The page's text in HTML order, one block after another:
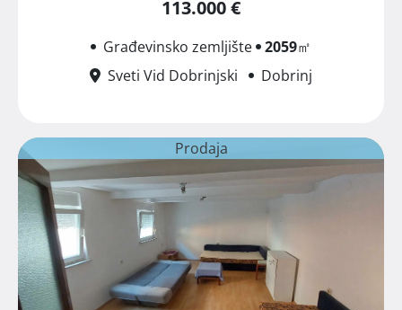
113.000 €
Građevinsko zemljište 2059㎡
Sveti Vid Dobrinjski
Dobrinj
Prodaja